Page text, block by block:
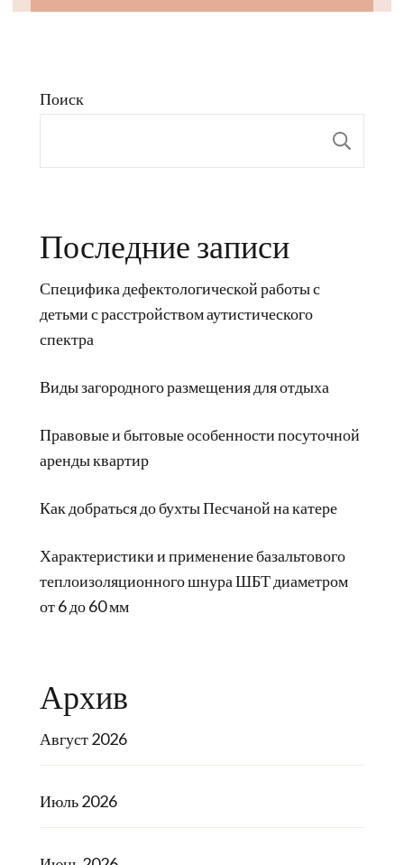
Поиск
Последние записи
Специфика дефектологической работы с
детьми с расстройством аутистического
спектра
Виды загородного размещения для отдыха
Правовые и бытовые особенности посуточной
аренды квартир
Как добраться до бухты Песчаной на катере
Характеристики и применение базальтового
теплоизоляционного шнура ШБТ диаметром
от 6 до 60 мм
Архив
Август 2026
Июль 2026